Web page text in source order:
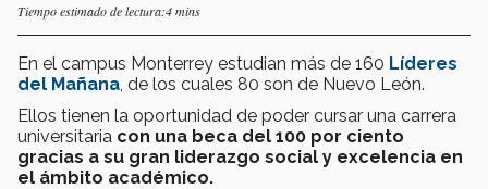
Tiempo estimado de lectura:4 mins
En el campus Monterrey estudian más de 160 Líderes
del Mañana , de los cuales 80 son de Nuevo León.
Ellos tienen la oportunidad de poder cursar una carrera
universitaria con una beca del 100 por ciento
gracias a su gran liderazgo social y excelencia en
el ámbito académico.